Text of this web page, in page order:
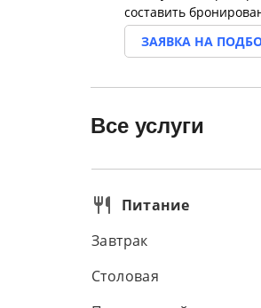
составить
ЗАЯВКА НА
Все услуги
Питание
Завтрак
Столовая